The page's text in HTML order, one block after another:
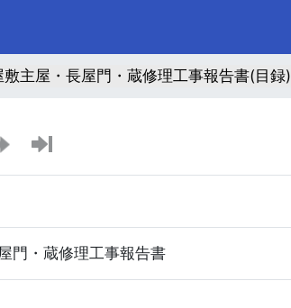
主屋・長屋門・蔵修理工事報告書(目録)
門・蔵修理工事報告書